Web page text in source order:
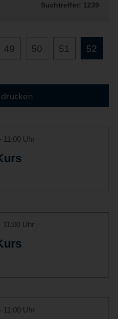
Suchtreffer: 1239
49 50 51 52
11:00 Uhr
11:00 Uhr
11:00 Uhr